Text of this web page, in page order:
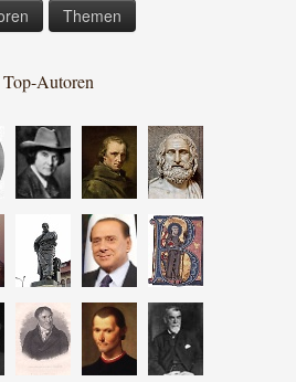
Themen
Top-Autoren